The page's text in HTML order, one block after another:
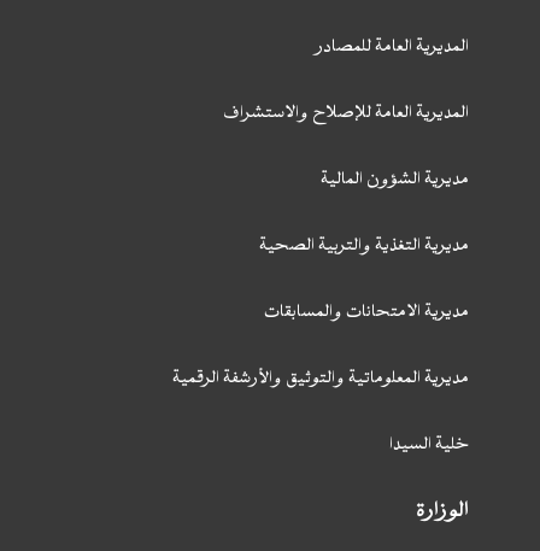
المديرية العامة للمصادر
المديرية العامة للإصلاح والاستشراف
مديرية الشؤون المالية
مديرية التغذية والتربية الصحية
مديرية الامتحانات والمسابقات
مديرية المعلوماتية والتوثيق والأرشفة الرقمية
خلية السيدا
الوزارة